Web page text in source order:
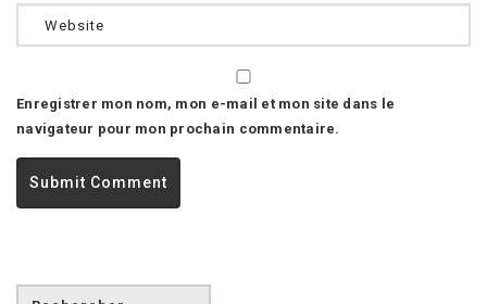
Enregistrer mon nom, mon e-mail et mon site dans le
navigateur pour mon prochain commentaire.